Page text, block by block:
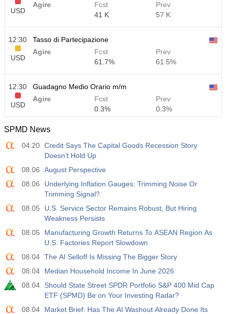
USD
Agire
Fcst
41 K
Prev
57 K
12:30
USD
Tasso di Partecipazione
Agire
Fcst
61.7%
Prev
61.5%
12:30
USD
Guadagno Medio Orario m/m
Agire
Fcst
0.3%
Prev
0.3%
12:30
Guadagno Medio Orario a/a
Agire
Fcst
3.5%
Prev
12:30
Libri Paga Privati Non Agricoli
Agire
Fcst
12:30
Agire
Fcst
17:00
Baker Hughes CONTEGGIO DELLE PIATTAFORME
PETROLIFERE STATUNITENSI
Agire
Fcst
Prev
451
SPMD News
04:20 Credit Says The Capital Goods Recession Story
Doesn’t Hold Up
08.06
August Perspective
08.06
Underlying Inflation Gauges: Trimming Noise Or
Trimming Signal?
08.05
U.S. Service Sector Remains Robust, But Hiring
Weakness Persists
08.05
Manufacturing Growth Returns To ASEAN Region As
U.S. Factories Report Slowdown
08.04 The AI Selloff Is Missing The Bigger Story
08.04
Median Household Income In June 2026
08.04
Should State Street SPDR Portfolio S&P 400 Mid Cap
ETF (SPMD) Be on Your Investing Radar?
08.04
Market Brief: Has The AI Washout Already Done Its